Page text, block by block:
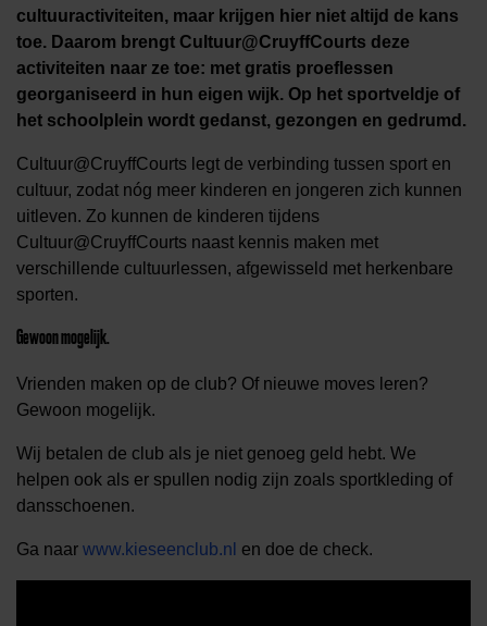
cultuuractiviteiten, maar krijgen hier niet altijd de kans
toe. Daarom brengt Cultuur@CruyffCourts deze
activiteiten naar ze toe: met gratis proeflessen
georganiseerd in hun eigen wijk. Op het sportveldje of
het schoolplein wordt gedanst, gezongen en gedrumd.
Cultuur@CruyffCourts legt de verbinding tussen sport en
cultuur, zodat nóg meer kinderen en jongeren zich kunnen
uitleven. Zo kunnen de kinderen tijdens
Cultuur@CruyffCourts naast kennis maken met
verschillende cultuurlessen, afgewisseld met herkenbare
sporten.
Gewoon mogelijk.
Vrienden maken op de club? Of nieuwe moves leren?
Gewoon mogelijk.
Wij betalen de club als je niet genoeg geld hebt. We
helpen ook als er spullen nodig zijn zoals sportkleding of
dansschoenen.
Ga naar www.kieseenclub.nl en doe de check.